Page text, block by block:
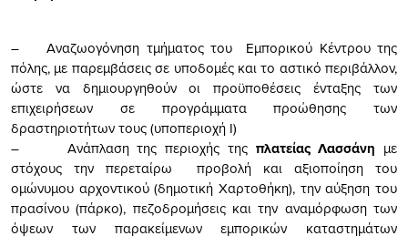
– Αναζωογόνηση τμήματος του Εμπορικού Κέντρου της
πόλης, με παρεμβάσεις σε υποδομές και το αστικό περιβάλλον,
ώστε να δημιουργηθούν οι προϋποθέσεις ένταξης των
επιχειρήσεων σε προγράμματα προώθησης των
δραστηριοτήτων τους (υποπεριοχή Ι)
– Ανάπλαση της περιοχής της πλατείας Λασσάνη με
στόχους την περεταίρω προβολή και αξιοποίηση του
ομώνυμου αρχοντικού (δημοτική Χαρτοθήκη), την αύξηση του
πρασίνου (πάρκο), πεζοδρομήσεις και την αναμόρφωση των
όψεων των παρακείμενων εμπορικών καταστημάτων